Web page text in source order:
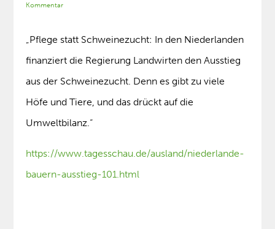
Kommentar
„Pflege statt Schweinezucht: In den Niederlanden
finanziert die Regierung Landwirten den Ausstieg
aus der Schweinezucht. Denn es gibt zu viele
Höfe und Tiere, und das drückt auf die
Umweltbilanz.“
https://www.tagesschau.de/ausland/niederlande-
bauern-ausstieg-101.html